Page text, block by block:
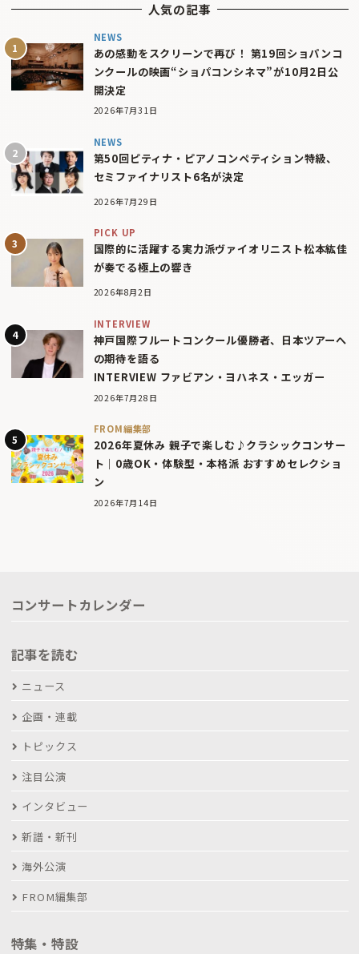
人気の記事
NEWS
あの感動をスクリーンで再び！ 第19回ショパンコ
ンクールの映画“ショパコンシネマ”が10月2日公
開決定
2026年7月31日
NEWS
第50回ピティナ・ピアノコンペティション特級、
セミファイナリスト6名が決定
2026年7月29日
PICK UP
国際的に活躍する実力派ヴァイオリニスト松本紘佳
が奏でる極上の響き
2026年8月2日
INTERVIEW
神戸国際フルートコンクール優勝者、日本ツアーへ
の期待を語る
INTERVIEW ファビアン・ヨハネス・エッガー
2026年7月28日
FROM編集部
2026年夏休み 親子で楽しむ♪クラシックコンサー
ト｜0歳OK・体験型・本格派 おすすめセレクショ
ン
2026年7月14日
コンサートカレンダー
記事を読む
ニュース
企画・連載
トピックス
注目公演
インタビュー
新譜・新刊
海外公演
FROM編集部
特集・特設